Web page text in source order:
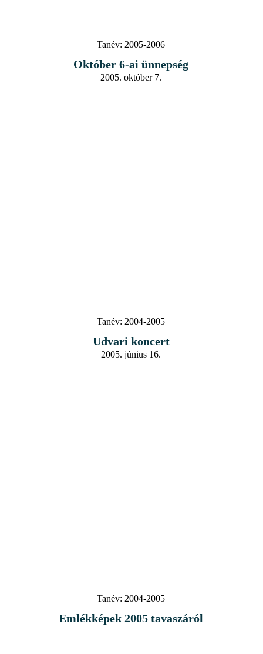
Tanév: 2005-2006
Október 6-ai ünnepség
2005. október 7.
Tanév: 2004-2005
Udvari koncert
2005. június 16.
Tanév: 2004-2005
Emlékképek 2005 tavaszáról